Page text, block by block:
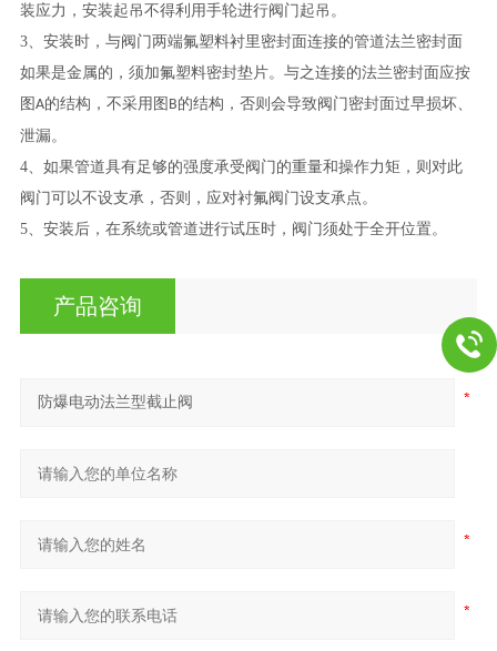
装应力，安装起吊不得利用手轮进行阀门起吊。
3、安装时，与阀门两端氟塑料衬里密封面连接的管道法兰密封面
如果是金属的，须加氟塑料密封垫片。与之连接的法兰密封面应按
图A的结构，不采用图 B的结构，否则会导致阀门密封面过早损坏、
泄漏。
4、如果管道具有足够的强度承受阀门的重量和操作力矩，则对此
阀门可以不设支承，否则，应对衬氟阀门设支承点。
5、安装后，在系统或管道进行试压时，阀门须处于全开位置。
产品咨询